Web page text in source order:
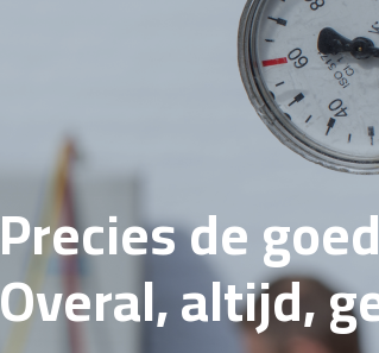
Precies de
Overal, altijd,